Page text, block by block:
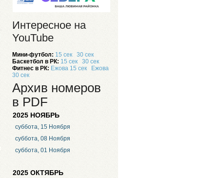
Интересное на
YouTube
Мини-футбол: 15 сек
30 сек
Баскетбол в РК: 15 сек
30 сек
Фитнес в РК: Ежова 15 сек
Ежова
30 сек
Архив номеров
в PDF
2025 НОЯБРЬ
суббота, 15 Ноября
суббота, 08 Ноября
суббота, 01 Ноября
2025 ОКТЯБРЬ